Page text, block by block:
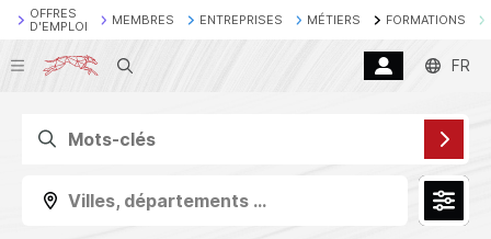
OFFRES
D'EMPLOI
MEMBRES ENTREPRISES MÉTIERS FORMATIONS
Recherche FR
Villes, départements ...